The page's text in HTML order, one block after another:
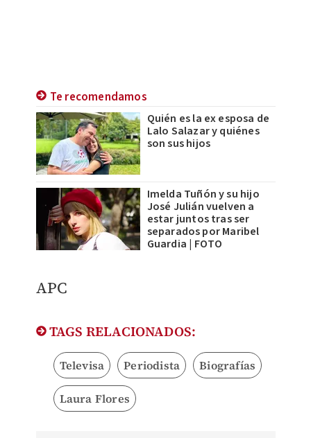
Te recomendamos
Quién es la ex esposa de
Lalo Salazar y quiénes
son sus hijos
Imelda Tuñón y su hijo
José Julián vuelven a
estar juntos tras ser
separados por Maribel
Guardia | FOTO
APC
TAGS RELACIONADOS:
Televisa Periodista Biografías
Laura Flores